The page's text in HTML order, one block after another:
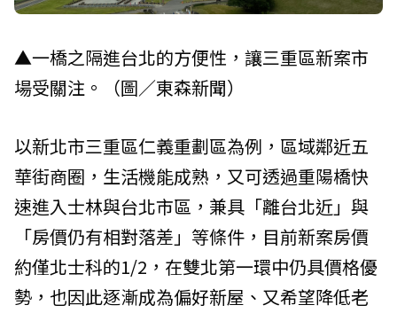
▲一橋之隔進台北的方便性，讓三重區新案市
場受關注。（圖／東森新聞）
以新北市三重區仁義重劃區為例，區域鄰近五
華街商圈，生活機能成熟，又可透過重陽橋快
速進入士林與台北市區，兼具「離台北近」與
「房價仍有相對落差」等條件，目前新案房價
約僅北士科的1/2，在雙北第一環中仍具價格優
勢，也因此逐漸成為偏好新屋、又希望降低老